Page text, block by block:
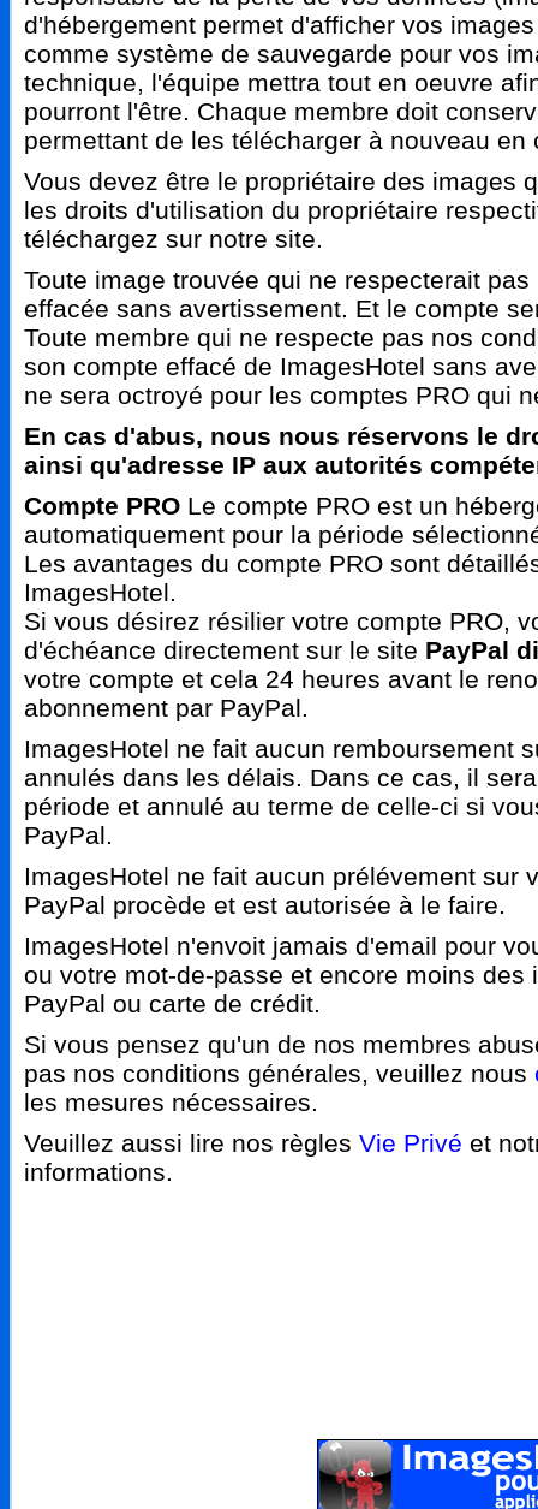
d'hébergement permet d'afficher vos
comme système de sauvegarde pour vos
technique, l'équipe mettra tout en oeuvre
pourront l'être. Chaque membre doit
permettant de les télécharger à nouveau
Vous devez être le propriétaire des images
les droits d'utilisation du propriétaire
téléchargez sur notre site.
Toute image trouvée qui ne respecterait
effacée sans avertissement. Et le compte
Toute membre qui ne respecte pas nos
son compte effacé de ImagesHotel sans
ne sera octroyé pour les comptes PRO qui
En cas d'abus, nous nous réservons le
ainsi qu'adresse IP aux autorités
Compte PROLe compte PRO est un
automatiquement pour la période
Les avantages du compte PRO sont
ImagesHotel.
Si vous désirez résilier votre compte PRO,
d'échéance directement sur le site PayPal
votre compte et cela 24 heures avant le
abonnement par PayPal.
ImagesHotel ne fait aucun remboursement
annulés dans les délais. Dans ce cas, il
période et annulé au terme de celle-ci si
PayPal.
ImagesHotel ne fait aucun prélévement sur
PayPal procède et est autorisée à le faire.
ImagesHotel n'envoit jamais d'email pour
ou votre mot-de-passe et encore moins des
PayPal ou carte de crédit.
Si vous pensez qu'un de nos membres
pas nos conditions générales, veuillez nous
les mesures nécessaires.
Veuillez aussi lire nos règles Vie Privé et
informations.